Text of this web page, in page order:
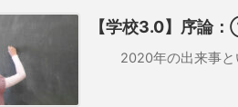
【学校3.0】序論
2020年の出来事とい